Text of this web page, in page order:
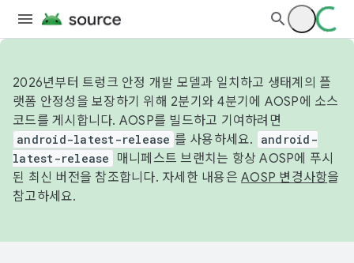
2026년부터 트렁크 안정 개발 모델과 일치하고 생태계의 플
랫폼 안정성을 보장하기 위해 2분기와 4분기에 AOSP에 소스
코드를 게시합니다. AOSP를 빌드하고 기여하려면
android-latest-release 를 사용하세요.
android-
latest-release
매니페스트 브랜치는 항상 AOSP에 푸시
된 최신 버전을 참조합니다. 자세한 내용은 AOSP 변경사항을
참고하세요.